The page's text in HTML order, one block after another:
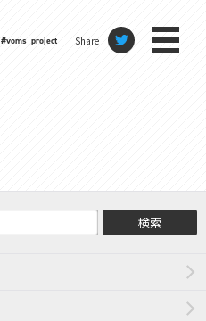
#voms_project Share
検索